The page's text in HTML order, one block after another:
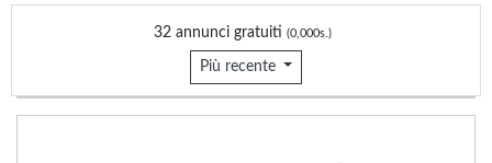
32 annunci gratuiti (0,000s.)
Più recente